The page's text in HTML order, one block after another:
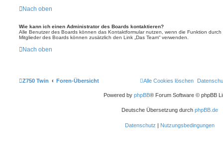
Nach oben
Wie kann ich einen Administrator des Boards kontaktieren?
Alle Benutzer des Boards können das Kontaktformular nutzen, wenn die Funktion
Mitglieder des Boards können zusätzlich den Link „Das Team“ verwenden.
Nach oben
Z750 Twin Foren-Übersicht Alle Cookies löschen
Powered by phpBB® Forum Software © phpBB
Deutsche Übersetzung durch phpBB.de
Datenschutz | Nutzungsbedingungen